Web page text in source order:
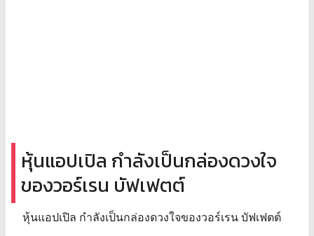
หุ้นแอปเปิล กำลังเป็นกล่องดวงใจ
ของวอร์เรน บัฟเฟตต์
หุ้นแอปเปิล กำลังเป็นกล่องดวงใจของวอร์เรน บัฟเฟตต์